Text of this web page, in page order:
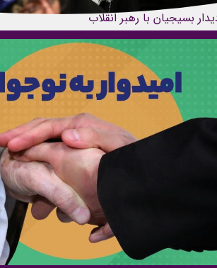
بسیجیان با رهبر انقلاب